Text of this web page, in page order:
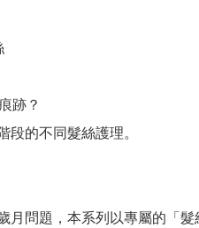
跡？
段的不同髮絲護理。
月問題，本系列以專屬的「髮